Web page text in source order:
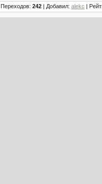
Переходов: 242 | Добавил: alekc |